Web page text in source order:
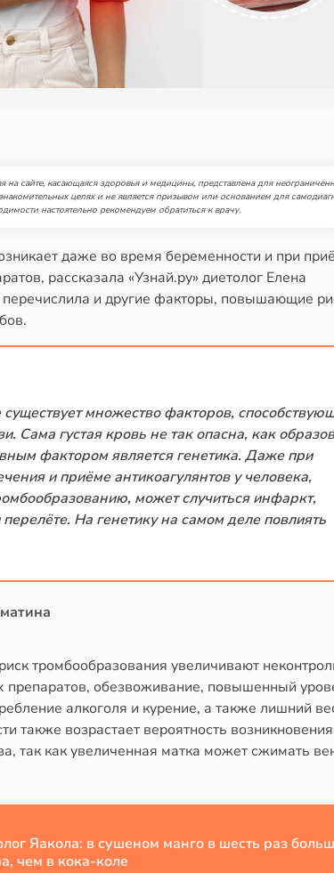
сайте, касающаяся здоровья и медицины, представлена для
целях и не является призывом или основанием для
настоятельно рекомендуем обратиться к врачу.
даже во время беременности и при
рассказала «Узнай.ру» диетолог Елена
и другие факторы, повышающие
множество факторов,
Сама густая кровь не так опасна, как
фактором является генетика. Даже при
и приёме антикоагулянтов у человека,
может случиться инфаркт,
На генетику на самом деле повлиять
тромбообразования увеличивают
препаратов, обезвоживание, повышенный
алкоголя и курение, а также лишний
также возрастает вероятность возникновения
так как увеличенная матка может сжимать
Яакола: в сушеном манго в шесть раз
чем в кока-коле